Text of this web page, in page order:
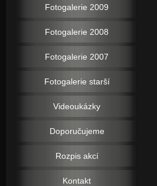
Fotogalerie 2009
Fotogalerie 2008
Fotogalerie 2007
Fotogalerie starší
Videoukázky
Doporučujeme
Rozpis akcí
Kontakt